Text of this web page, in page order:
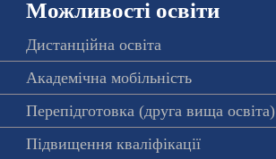
Можливості освіти
Дистанційна освіта
Академічна мобільність
Перепідготовка (друга вища освіта)
Підвищення кваліфікації